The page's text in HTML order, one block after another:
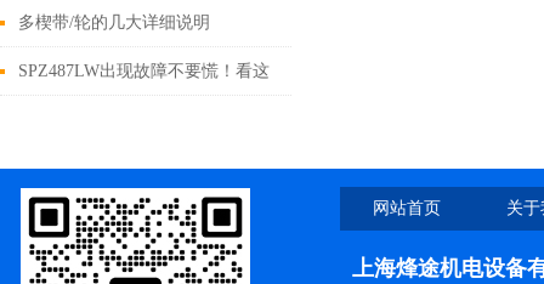
多楔带/轮的几大详细说明
SPZ487LW出现故障不要慌！看这
网站首页 关
上海烽途机电设备